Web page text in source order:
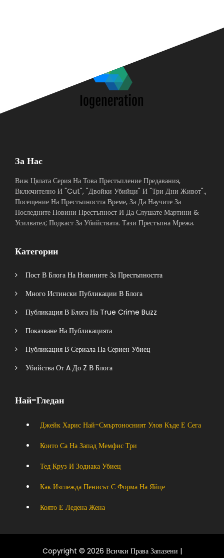
За Нас
Виж Цялата Серия На Това Престъпление Предавания,
Включително И "Cut", "Двойки Убийци" И "Три Дни Живот".,
Посещение На Престъпността Време, За Да Научите За
Последните Новини Престъпност И Да Слушате Мартини &
Усилвател; Подкаст За Убийствата. Тази Престъпна Мрежа.
Категории
Пост В Блога На Новините За Престъпността
Много Истински Публикации В Блога
Публикация В Блога На True Crime Buzz
Показване На Публикацията
Публикация В Сериала На Сериен Убиец
Убийства От A До Z В Блога
Най-Гледан
Джейк Харис Най-Смъртоносният Улов Къде Е Сега
Които Са На Запад Мемфис Три
Тед Круз И Зодиака Убиец
Как Изглежда Пенисът С Форма На Яйце
Която Е Ледена Жена
Copyright © 2026 Всички Права Запазени |